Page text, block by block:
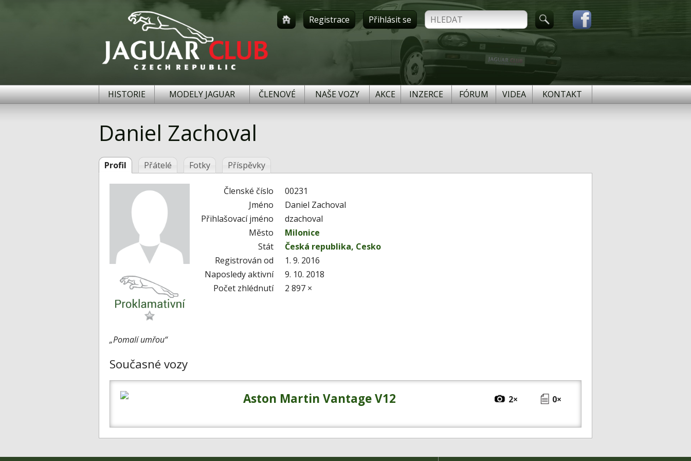
Registrace Přihlásit se
HISTORIE MODELY JAGUAR ČLENOVÉ NAŠE VOZY AKCE INZERCE FÓRUM VIDEA KONTAKT
Daniel Zachoval
Profil Přátelé Fotky Příspěvky
Členské číslo
00231
Jméno
Daniel Zachoval
Přihlašovací jméno
dzachoval
Město
Milonice
Stát
Česká republika, Cesko
Registrován od
1. 9. 2016
Naposledy aktivní
9. 10. 2018
Počet zhlédnutí
2 897 ×
„Pomalí umřou“
Současné vozy
Aston Martin Vantage V12 2× 0×